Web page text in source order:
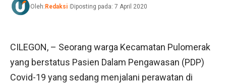
Oleh: Redaksi Diposting pada: 7 April 2020
CILEGON, – Seorang warga Kecamatan Pulomerak
yang berstatus Pasien Dalam Pengawasan (PDP)
Covid-19 yang sedang menjalani perawatan di